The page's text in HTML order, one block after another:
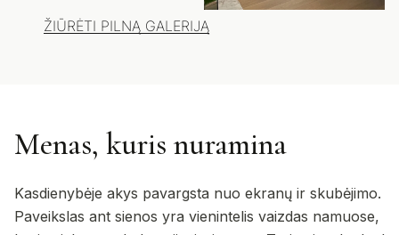
ŽIŪRĖTI PILNĄ GALERIJĄ
Menas, kuris nuramina
Kasdienybėje akys pavargsta nuo ekranų ir skubėjimo.
Paveikslas ant sienos yra vienintelis vaizdas namuose,